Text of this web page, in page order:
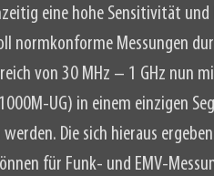
eine hohe Sensitivität und
normkonforme Messungen
von 30 MHz – 1 GHz nun
UG) in einem einzigen
Die sich hieraus
für Funk- und EMV-